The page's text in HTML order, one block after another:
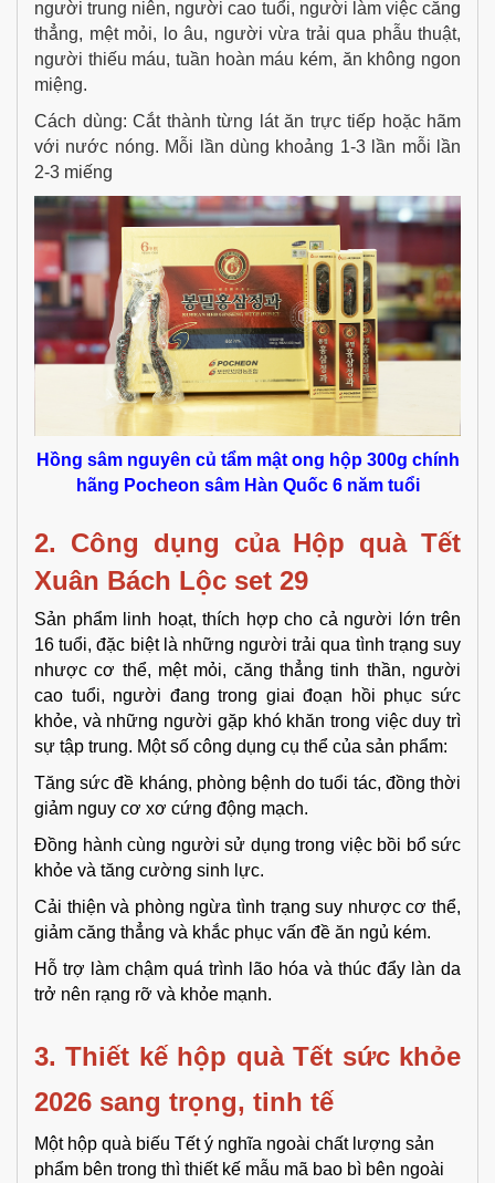
người trung niên, người cao tuổi, người làm việc căng
thẳng, mệt mỏi, lo âu, người vừa trải qua phẫu thuật,
người thiếu máu, tuần hoàn máu kém, ăn không ngon
miệng.
Cách dùng: Cắt thành từng lát ăn trực tiếp hoặc hãm
với nước nóng. Mỗi lần dùng khoảng 1-3 lần mỗi lần
2-3 miếng
Hồng sâm nguyên củ tẩm mật ong hộp 300g chính
hãng Pocheon sâm Hàn Quốc 6 năm tuổi
2. Công dụng của Hộp quà Tết
Xuân Bách Lộc set 29
Sản phẩm linh hoạt, thích hợp cho cả người lớn trên
16 tuổi, đặc biệt là những người trải qua tình trạng suy
nhược cơ thể, mệt mỏi, căng thẳng tinh thần, người
cao tuổi, người đang trong giai đoạn hồi phục sức
khỏe, và những người gặp khó khăn trong việc duy trì
sự tập trung. Một số công dụng cụ thể của sản phẩm:
Tăng sức đề kháng, phòng bệnh do tuổi tác, đồng thời
giảm nguy cơ xơ cứng động mạch.
Đồng hành cùng người sử dụng trong việc bồi bổ sức
khỏe và tăng cường sinh lực.
Cải thiện và phòng ngừa tình trạng suy nhược cơ thể,
giảm căng thẳng và khắc phục vấn đề ăn ngủ kém.
Hỗ trợ làm chậm quá trình lão hóa và thúc đẩy làn da
trở nên rạng rỡ và khỏe mạnh.
3. Thiết kế hộp quà Tết sức khỏe
2026 sang trọng, tinh tế
Một hộp quà biếu Tết ý nghĩa ngoài chất lượng sản
phẩm bên trong thì thiết kế mẫu mã bao bì bên ngoài